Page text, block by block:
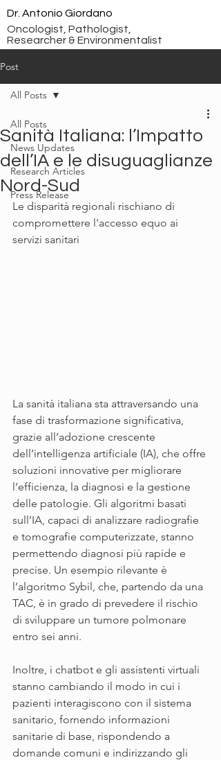
Dr. Antonio Giordano
Oncologist, Pathologist,
Researcher & Environmentalist
Post
All Posts
News Updates
Research Articles
Press Release
All Posts
Sanità Italiana: l’Impatto
dell’IA e le disuguaglianze
Nord-Sud
Le disparità regionali rischiano di
compromettere l'accesso equo ai
servizi sanitari
La sanità italiana sta attraversando una
fase di trasformazione significativa,
grazie all’adozione crescente
dell’intelligenza artificiale (IA), che offre
soluzioni innovative per migliorare
l’efficienza, la diagnosi e la gestione
delle patologie. Gli algoritmi basati
sull’IA, capaci di analizzare radiografie
e tomografie computerizzate, stanno
permettendo diagnosi più rapide e
precise. Un esempio rilevante è
l’algoritmo Sybil, che, partendo da una
TAC, è in grado di prevedere il rischio
di sviluppare un tumore polmonare
entro sei anni.
Inoltre, i chatbot e gli assistenti virtuali
stanno cambiando il modo in cui i
pazienti interagiscono con il sistema
sanitario, fornendo informazioni
sanitarie di base, rispondendo a
domande comuni e indirizzando gli